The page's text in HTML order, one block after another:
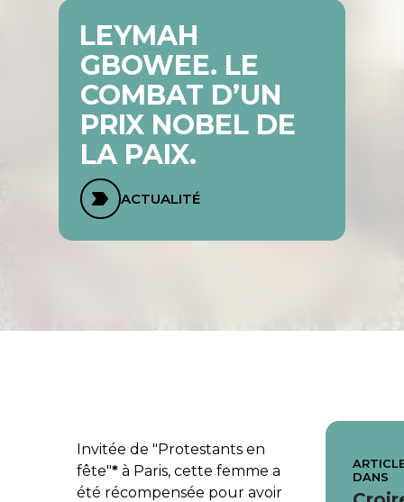
LEYMAH
GBOWEE. LE
COMBAT D’UN
PRIX NOBEL DE
LA PAIX.
ACTUALITÉ
Invitée de "Protestants en
fête"*à Paris, cette femme a
été récompensée pour avoir
DANS